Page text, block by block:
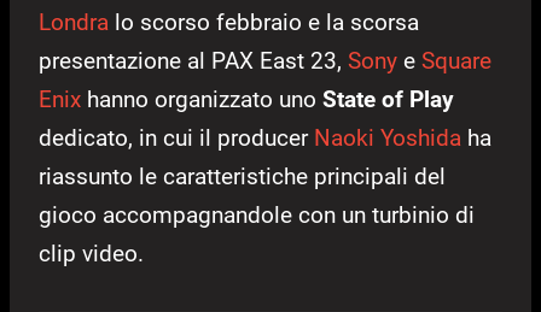
Londra lo scorso febbraio e la scorsa
presentazione al PAX East 23, Sony e Square
Enix hanno organizzato uno State of Play
dedicato, in cui il producer Naoki Yoshida ha
riassunto le caratteristiche principali del
gioco accompagnandole con un turbinio di
clip video.